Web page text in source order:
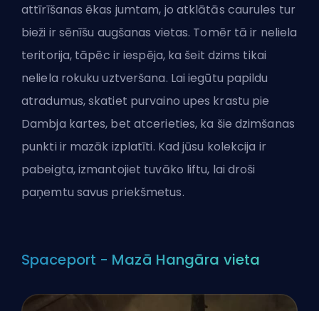
attīrīšanas ēkas jumtam, jo ​​atklātās caurules tur
bieži ir sēnīšu augšanas vietas. Tomēr tā ir neliela
teritorija, tāpēc ir iespēja, ka šeit dzims tikai
neliela rokuku uztveršana. Lai iegūtu papildu
atradumus, skatiet purvaino upes krastu pie
Dambja kartes, bet atcerieties, ka šie dzimšanas
punkti ir mazāk izplatīti. Kad jūsu kolekcija ir
pabeigta, izmantojiet tuvāko liftu, lai droši
paņemtu savus priekšmetus.
Spaceport - Mazā Hangāra vieta